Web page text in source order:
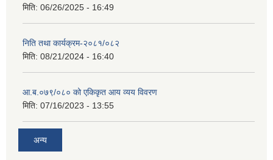
मिति: 06/26/2025 - 16:49
निति तथा कार्यक्रम-२०८१/०८२
मिति: 08/21/2024 - 16:40
आ.ब.०७९/०८० को एकिकृत आय व्यय विवरण
मिति: 07/16/2023 - 13:55
अन्य